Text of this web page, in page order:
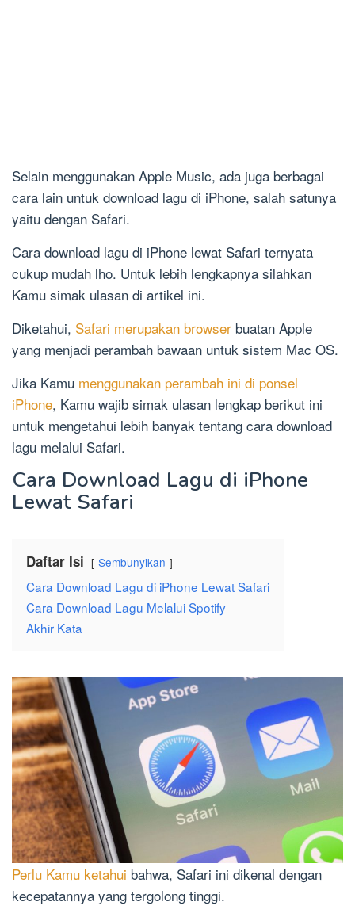
Selain menggunakan Apple Music, ada juga berbagai
cara lain untuk download lagu di iPhone, salah satunya
yaitu dengan Safari.
Cara download lagu di iPhone lewat Safari ternyata
cukup mudah lho. Untuk lebih lengkapnya silahkan
Kamu simak ulasan di artikel ini.
Diketahui, Safari merupakan browser buatan Apple
yang menjadi perambah bawaan untuk sistem Mac OS.
Jika Kamu menggunakan perambah ini di ponsel
iPhone, Kamu wajib simak ulasan lengkap berikut ini
untuk mengetahui lebih banyak tentang cara download
lagu melalui Safari.
Cara Download Lagu di iPhone
Lewat Safari
Daftar Isi Sembunyikan
Cara Download Lagu di iPhone Lewat Safari
Cara Download Lagu Melalui Spotify
Akhir Kata
Perlu Kamu ketahui bahwa, Safari ini dikenal dengan
kecepatannya yang tergolong tinggi.